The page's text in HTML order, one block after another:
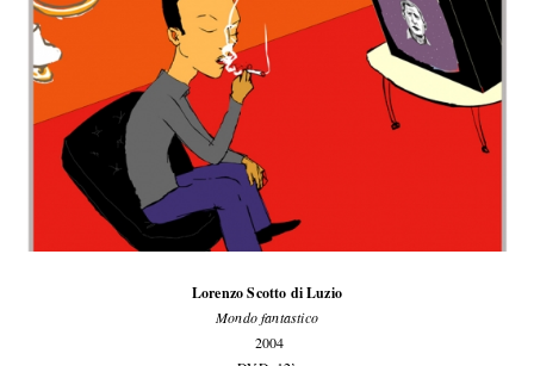
Lorenzo Scotto di Luzio
Mondo fantastico
2004